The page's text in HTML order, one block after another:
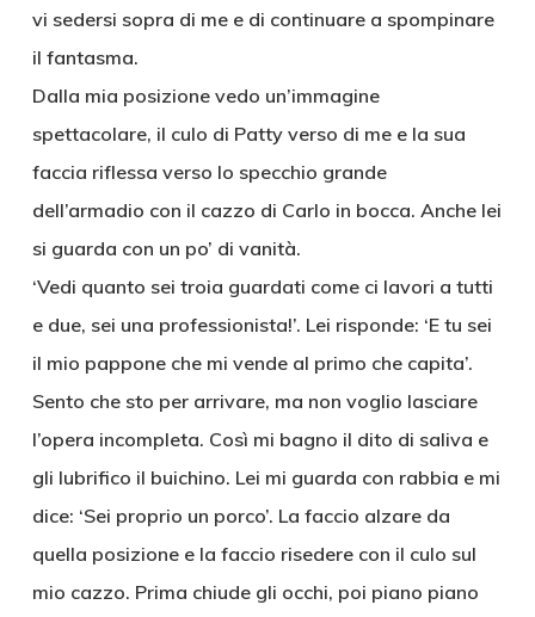
vi sedersi sopra di me e di continuare a spompinare
il fantasma.
Dalla mia posizione vedo un’immagine
spettacolare, il culo di Patty verso di me e la sua
faccia riflessa verso lo specchio grande
dell’armadio con il cazzo di Carlo in bocca. Anche lei
si guarda con un po’ di vanità.
‘Vedi quanto sei troia guardati come ci lavori a tutti
e due, sei una professionista!’. Lei risponde: ‘E tu sei
il mio pappone che mi vende al primo che capita’.
Sento che sto per arrivare, ma non voglio lasciare
l’opera incompleta. Così mi bagno il dito di saliva e
gli lubrifico il buichino. Lei mi guarda con rabbia e mi
dice: ‘Sei proprio un porco’. La faccio alzare da
quella posizione e la faccio risedere con il culo sul
mio cazzo. Prima chiude gli occhi, poi piano piano